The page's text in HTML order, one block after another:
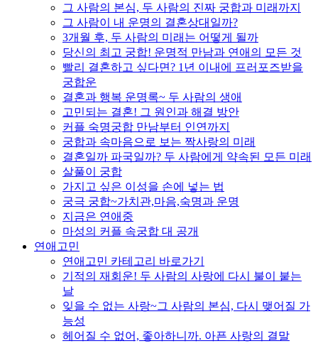
그 사람의 본심, 두 사람의 진짜 궁합과 미래까지
그 사람이 내 운명의 결혼상대일까?
3개월 후, 두 사람의 미래는 어떻게 될까
당신의 최고 궁합! 운명적 만남과 연애의 모든 것
빨리 결혼하고 싶다면? 1년 이내에 프러포즈받을
궁합운
결혼과 행복 운명록~ 두 사람의 생애
고민되는 결혼! 그 원인과 해결 방안
커플 숙명궁합 만남부터 인연까지
궁합과 속마음으로 보는 짝사랑의 미래
결혼일까 파국일까? 두 사람에게 약속된 모든 미래
살풀이 궁합
가지고 싶은 이성을 손에 넣는 법
궁극 궁합~가치관,마음,숙명과 운명
지금은 연애중
마성의 커플 속궁합 대 공개
연애고민
연애고민 카테고리 바로가기
기적의 재회운! 두 사람의 사랑에 다시 불이 붙는
날
잊을 수 없는 사랑~그 사람의 본심, 다시 맺어질 가
능성
헤어질 수 없어, 좋아하니까. 아픈 사랑의 결말